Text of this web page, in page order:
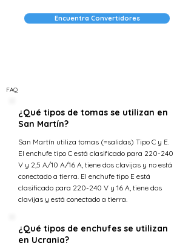
Encuentra Convertidores
FAQ
¿Qué tipos de tomas se utilizan en
San Martín?
San Martín utiliza tomas (=salidas) Tipo C y E.
El enchufe tipo C está clasificado para 220-240
V y 2,5 A/10 A/16 A, tiene dos clavijas y no está
conectado a tierra. El enchufe tipo E está
clasificado para 220-240 V y 16 A, tiene dos
clavijas y está conectado a tierra.
¿Qué tipos de enchufes se utilizan
en Ucrania?